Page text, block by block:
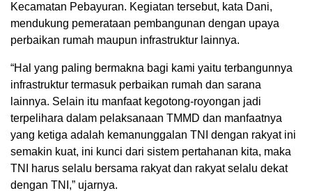
Kecamatan Pebayuran. Kegiatan tersebut, kata Dani,
mendukung pemerataan pembangunan dengan upaya
perbaikan rumah maupun infrastruktur lainnya.
“Hal yang paling bermakna bagi kami yaitu terbangunnya
infrastruktur termasuk perbaikan rumah dan sarana
lainnya. Selain itu manfaat kegotong-royongan jadi
terpelihara dalam pelaksanaan TMMD dan manfaatnya
yang ketiga adalah kemanunggalan TNI dengan rakyat ini
semakin kuat, ini kunci dari sistem pertahanan kita, maka
TNI harus selalu bersama rakyat dan rakyat selalu dekat
dengan TNI,” ujarnya.